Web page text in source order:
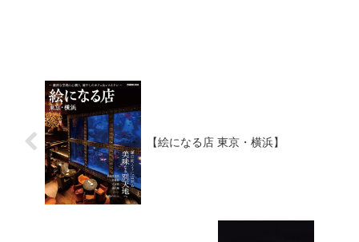
【絵になる店 東京・横浜】